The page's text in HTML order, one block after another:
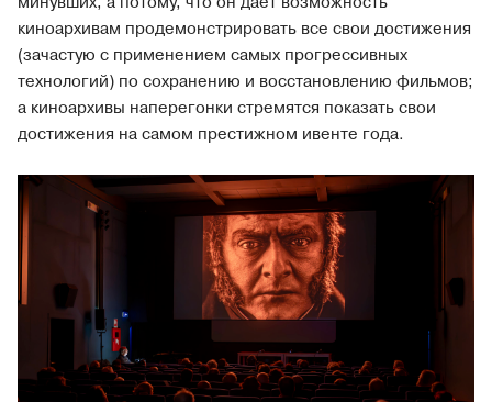
киноархивам продемонстрировать все свои достижения
(зачастую с применением самых прогрессивных
технологий) по сохранению и восстановлению фильмов;
а киноархивы наперегонки стремятся показать свои
достижения на самом престижном ивенте года.